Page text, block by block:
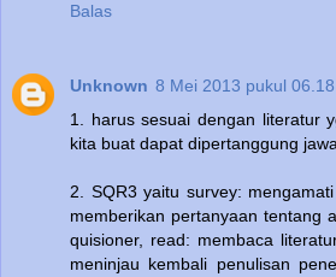
Balas
Unknown 8 Mei 2013 pukul 06.18
1. harus sesuai dengan literatur
kita buat dapat dipertanggung
2. SQR3 yaitu survey:
memberikan pertanyaan tentang
quisioner, read: membaca
meninjau kembali penulisan